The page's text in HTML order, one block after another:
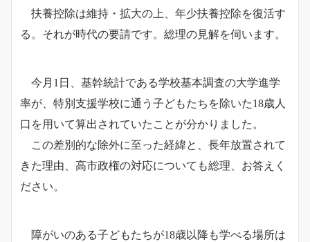
扶養控除は維持・拡大の上、年少扶養控除を復活す
る。それが時代の要請です。総理の見解を伺います。
今月1日、基幹統計である学校基本調査の大学進学
率が、特別支援学校に通う子どもたちを除いた18歳人
口を用いて算出されていたことが分かりました。
この差別的な除外に至った経緯と、長年放置されて
きた理由、高市政権の対応についても総理、お答えく
ださい。
障がいのある子どもたちが18歳以降も学べる場所は